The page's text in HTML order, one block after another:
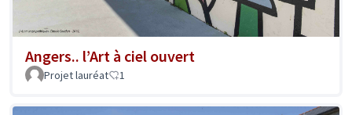
Angers.. l’Art à ciel ouvert
Projet lauréat 1